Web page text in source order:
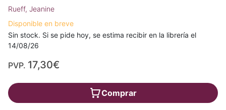
Rueff, Jeanine
Disponible en breve
Sin stock. Si se pide hoy, se estima recibir en la librería el
14/08/26
PVP. 17,30€
Comprar